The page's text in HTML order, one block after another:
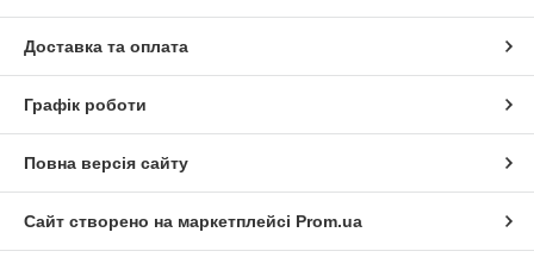
Доставка та оплата
Графік роботи
Повна версія сайту
Сайт створено на маркетплейсі Prom.ua